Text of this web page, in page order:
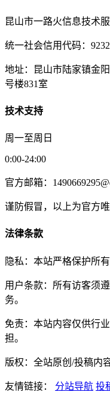
昆山市一路火信息技术
统一社会信用代码：
地址：昆山市陆家镇金
号楼831室
技术支持
周一至周日
0:00-24:00
官方邮箱：
谨防假冒，以上为官方
法律条款
隐私：本站严格保护所
用户条款：所有访客须
务。
免责：本站内容仅供行
担。
版权：全站原创/投稿内
友情链接： 分站导航 投